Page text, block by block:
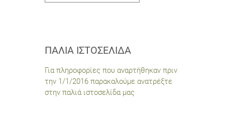
ΠΑΛΙΆ ΙΣΤΟΣΕΛΊΔΑ
Για πληροφορίες που αναρτήθηκαν πριν
την 1/1/2016 παρακαλούμε ανατρέξτε
στην παλιά ιστοσελίδα μας